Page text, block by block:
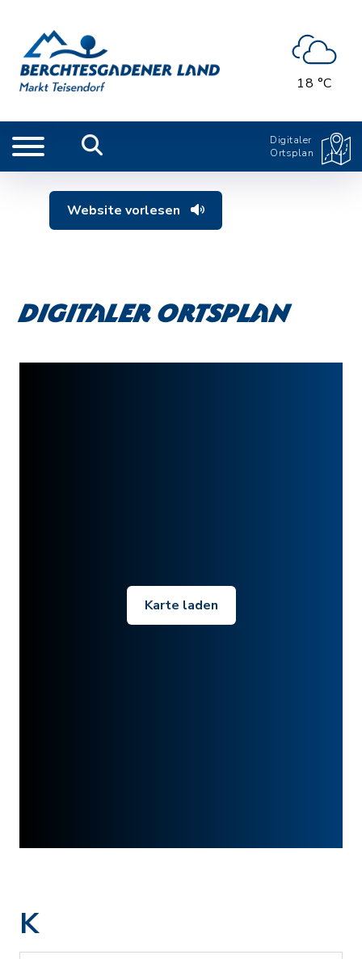
18 °C
Digitaler
Ortsplan
Website vorlesen
Digitaler Ortsplan
Karte laden
K